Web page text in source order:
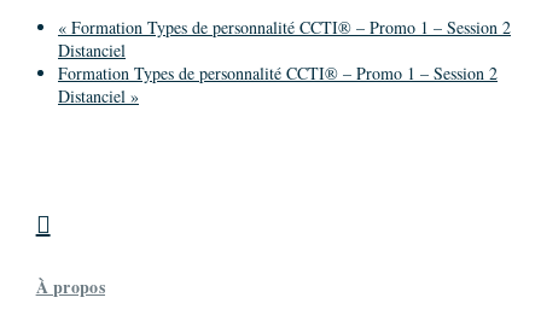
« Formation Types de personnalité CCTI® – Promo 1 – Session 2
Distanciel
Formation Types de personnalité CCTI® – Promo 1 – Session 2
Distanciel »

À propos